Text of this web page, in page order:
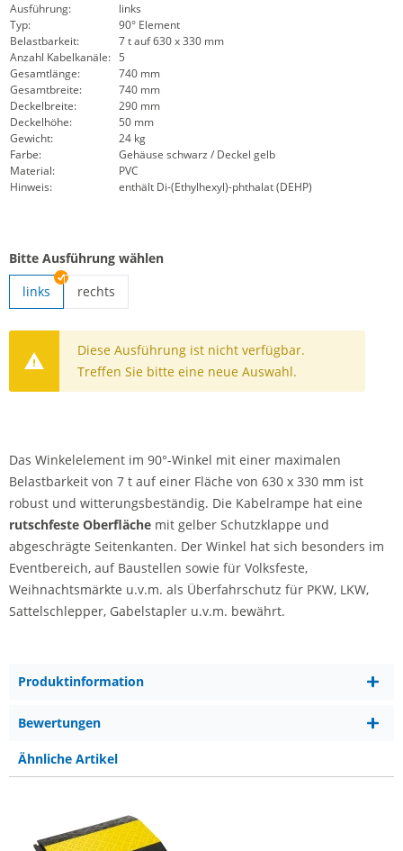
Ausführung:
links
Typ:
90° Element
Belastbarkeit:
7 t auf 630 x 330 mm
Anzahl Kabelkanäle: 5
Gesamtlänge:
740 mm
Gesamtbreite:
740 mm
Deckelbreite:
290 mm
Deckelhöhe:
50 mm
Gewicht:
24 kg
Farbe:
Gehäuse schwarz / Deckel gelb
Material:
PVC
Hinweis:
enthält Di-(Ethylhexyl)-phthalat (DEHP)
Bitte Ausführung wählen
links
rechts
Diese Ausführung ist nicht verfügbar.
Treffen Sie bitte eine neue Auswahl.
Das Winkelelement im 90°-Winkel mit einer maximalen
Belastbarkeit von 7 t auf einer Fläche von 630 x 330 mm ist
robust und witterungsbeständig. Die Kabelrampe hat eine
rutschfeste Oberfläche mit gelber Schutzklappe und
abgeschrägte Seitenkanten. Der Winkel hat sich besonders im
Eventbereich, auf Baustellen sowie für Volksfeste,
Weihnachtsmärkte u.v.m. als Überfahrschutz für PKW, LKW,
Sattelschlepper, Gabelstapler u.v.m. bewährt.
Produktinformation
Bewertungen
Ähnliche Artikel